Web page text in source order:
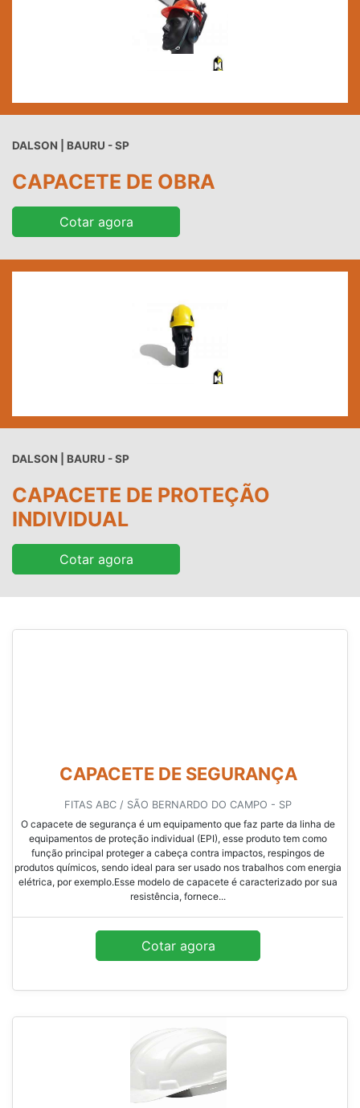
DALSON | BAURU - SP
CAPACETE DE OBRA
Cotar agora
DALSON | BAURU - SP
CAPACETE DE PROTEÇÃO
INDIVIDUAL
Cotar agora
CAPACETE DE SEGURANÇA
FITAS ABC / SÃO BERNARDO DO CAMPO - SP
O capacete de segurança é um equipamento que faz parte da linha de
equipamentos de proteção individual (EPI), esse produto tem como
função principal proteger a cabeça contra impactos, respingos de
produtos químicos, sendo ideal para ser usado nos trabalhos com energia
elétrica, por exemplo.Esse modelo de capacete é caracterizado por sua
resistência, fornece...
Cotar agora